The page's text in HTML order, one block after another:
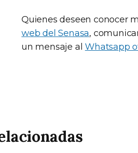
Quienes deseen conocer
web del Senasa,
un mensaje alWhatsapp